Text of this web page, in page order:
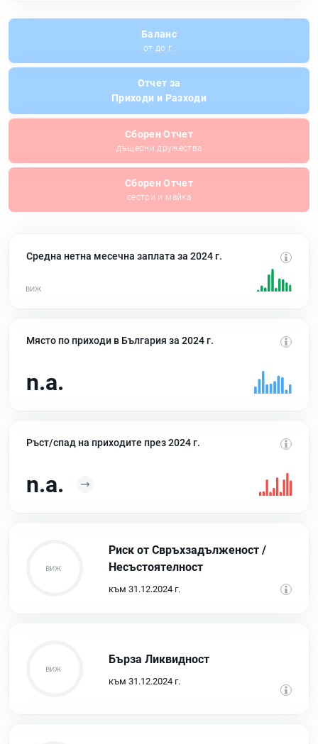
Баланс
от до г.
Отчет за
Приходи и Разходи
Сборен Отчет
дъщерни дружества
Сборен Отчет
сестри и майка
Средна нетна месечна заплата за 2024 г.
Място по приходи в България за 2024 г.
n.a.
Ръст/спад на приходите през 2024 г.
n.a.
Риск от Свръхзадълженост /
Несъстоятелност
към 31.12.2024 г.
Бърза Ликвидност
към 31.12.2024 г.